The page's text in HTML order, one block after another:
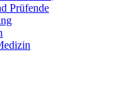
Prüfende